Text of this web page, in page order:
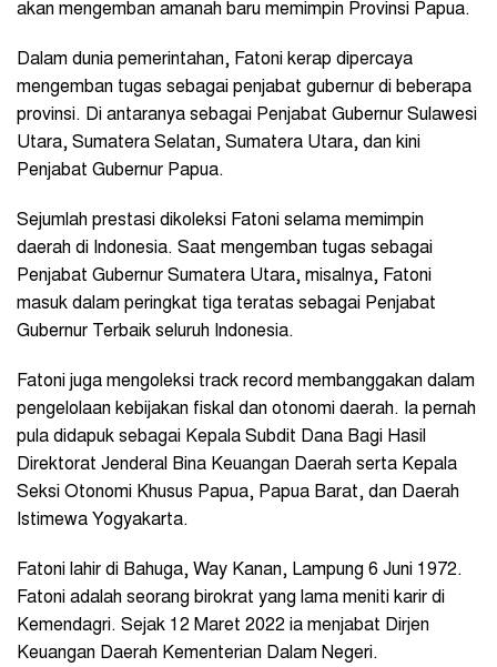
akan mengemban amanah baru memimpin Provinsi Papua.
Dalam dunia pemerintahan, Fatoni kerap dipercaya
mengemban tugas sebagai penjabat gubernur di beberapa
provinsi. Di antaranya sebagai Penjabat Gubernur Sulawesi
Utara, Sumatera Selatan, Sumatera Utara, dan kini
Penjabat Gubernur Papua.
Sejumlah prestasi dikoleksi Fatoni selama memimpin
daerah di Indonesia. Saat mengemban tugas sebagai
Penjabat Gubernur Sumatera Utara, misalnya, Fatoni
masuk dalam peringkat tiga teratas sebagai Penjabat
Gubernur Terbaik seluruh Indonesia.
Fatoni juga mengoleksi track record membanggakan dalam
pengelolaan kebijakan fiskal dan otonomi daerah. Ia pernah
pula didapuk sebagai Kepala Subdit Dana Bagi Hasil
Direktorat Jenderal Bina Keuangan Daerah serta Kepala
Seksi Otonomi Khusus Papua, Papua Barat, dan Daerah
Istimewa Yogyakarta.
Fatoni lahir di Bahuga, Way Kanan, Lampung 6 Juni 1972.
Fatoni adalah seorang birokrat yang lama meniti karir di
Kemendagri. Sejak 12 Maret 2022 ia menjabat Dirjen
Keuangan Daerah Kementerian Dalam Negeri.